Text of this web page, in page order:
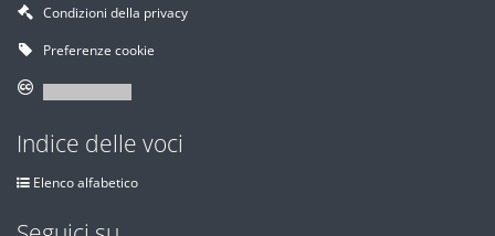
Condizioni della privacy
Preferenze cookie
Indice delle voci
Elenco alfabetico